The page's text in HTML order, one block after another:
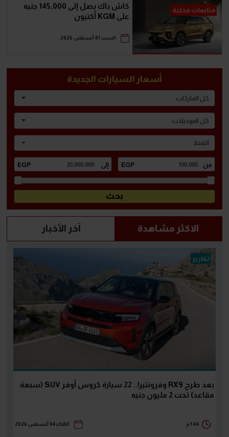
متابعات محلية
كاش باك يصل إلى 145,000 جنيه
على KGM أكتيون
السبت 01 أغسطس 2026
أسعار السيارات الجديدة
كل الماركات
كل الموديلات
النمط
الاكثر مشاهدة آخر الأخبار
تقارير
بعد طرح RX9 وفرونتيرا.. 22 سيارة كروس أوفر SUV (سبعة
مقاعد) تحت 2 مليون جنيه
1:04 م الثلاثاء 04 أغسطس 2026